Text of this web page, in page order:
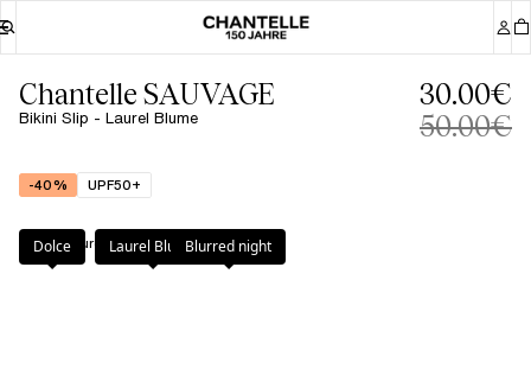
Chantelle SAUVAGE
Bikini Slip - Laurel Blume
30.00€
50.00€
-40% UPF50+
Farbe:Laurel Blume
Dolce Laurel BlumeBlurred night